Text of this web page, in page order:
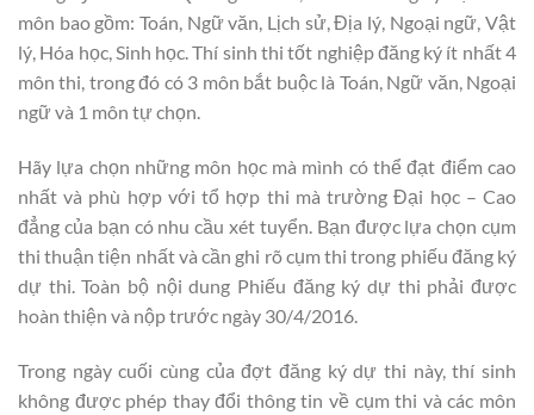
môn bao gồm: Toán, Ngữ văn, Lịch sử, Địa lý, Ngoại ngữ, Vật
lý, Hóa học, Sinh học. Thí sinh thi tốt nghiệp đăng ký ít nhất 4
môn thi, trong đó có 3 môn bắt buộc là Toán, Ngữ văn, Ngoại
ngữ và 1 môn tự chọn.
Hãy lựa chọn những môn học mà mình có thể đạt điểm cao
nhất và phù hợp với tổ hợp thi mà trường Đại học – Cao
đẳng của bạn có nhu cầu xét tuyển. Bạn được lựa chọn cụm
thi thuận tiện nhất và cần ghi rõ cụm thi trong phiếu đăng ký
dự thi. Toàn bộ nội dung Phiếu đăng ký dự thi phải được
hoàn thiện và nộp trước ngày 30/4/2016.
Trong ngày cuối cùng của đợt đăng ký dự thi này, thí sinh
không được phép thay đổi thông tin về cụm thi và các môn